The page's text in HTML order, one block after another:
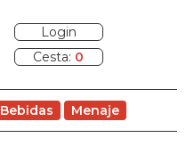
Login
Cesta: 0
Bebidas Menaje